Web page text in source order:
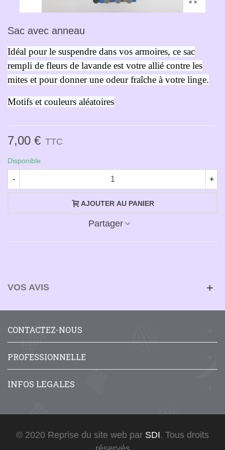
Sac avec anneau
Idéal pour le suspendre dans vos armoires, ce sac
rempli de fleurs de lavande est votre allié contre les
mites et pour donner une odeur fraîche à votre linge.
Motifs et couleurs aléatoires
7,00 € TTC
Disponible
- +
AJOUTER AU PANIER
Partager
VOS AVIS
CONTACTEZ-NOUS
PROFESSIONNELLE
INFOS LEGALES
© 2020 Reprise du site web par SDI. Tous droits